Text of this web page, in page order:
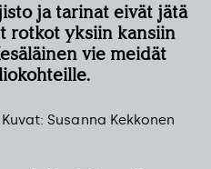
ja tarinat eivät jätä
rotkot yksiin kansiin
vie meidät
Kuvat: Susanna Kekkonen